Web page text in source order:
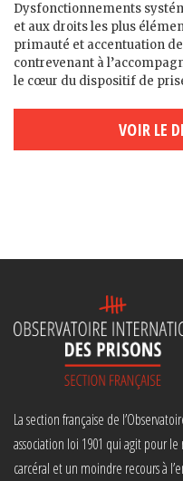
Dysfonctionnements
et aux droits les plus
primauté et accentuation
contrevenant à
le cœur du dispositif de
VOIR LE
La section française de
association loi 1901 qui agit pour
carcéral et un moindre recours à